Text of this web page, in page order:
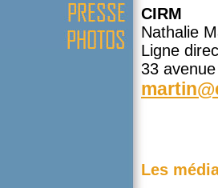
CIRM
Nathalie
Ligne
33
Les